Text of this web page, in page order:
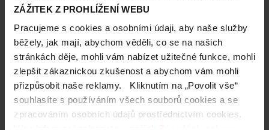
ZÁŽITEK Z PROHLÍŽENÍ WEBU
Pracujeme s cookies a osobními údaji, aby naše služby
běžely, jak mají, abychom věděli, co se na našich
stránkách děje, mohli vám nabízet užitečné funkce, mohli
zlepšit zákaznickou zkušenost a abychom vám mohli
přizpůsobit naše reklamy. Kliknutím na „Povolit vše“
souhlasíte s používáním všech souborů cookies a se
zpracováním osobních údajů prostřednictvím cookies.
Teta prodejny a služby